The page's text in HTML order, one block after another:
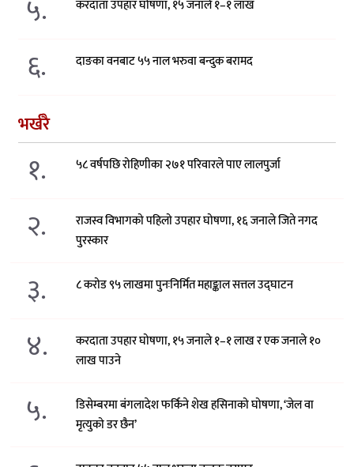
५. करदाता उपहार घोषणा, १५ जनाले १–१ लाख
६. दाङका वनबाट ५५ नाल भरुवा बन्दुक बरामद
भर्खरै
१. ५८ वर्षपछि रोहिणीका २७१ परिवारले पाए लालपुर्जा
२.
राजस्व विभागको पहिलो उपहार घोषणा, १६ जनाले जिते नगद
पुरस्कार
३. ८ करोड ९५ लाखमा पुनःनिर्मित महाङ्काल सत्तल उद्घाटन
४.
करदाता उपहार घोषणा, १५ जनाले १–१ लाख र एक जनाले १०
लाख पाउने
५.
डिसेम्बरमा बंगलादेश फर्किने शेख हसिनाको घोषणा, ‘जेल वा
मृत्युको डर छैन’